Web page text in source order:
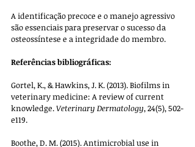
A identificação precoce e o manejo agressivo
são essenciais para preservar o sucesso da
osteossíntese e a integridade do membro.
Referências bibliográficas:
Gortel, K., & Hawkins, J. K. (2013). Biofilms in
veterinary medicine: A review of current
knowledge. Veterinary Dermatology, 24(5), 502-
e119.
Boothe, D. M. (2015). Antimicrobial use in